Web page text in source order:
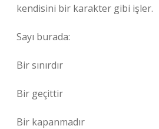
kendisini bir karakter gibi işler.
Sayı burada:
Bir sınırdır
Bir geçittir
Bir kapanmadır